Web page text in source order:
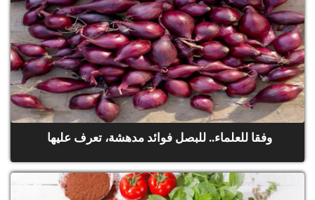
وفقا للعلماء.. للبصل فوائد مدهشة، تعرف عليها